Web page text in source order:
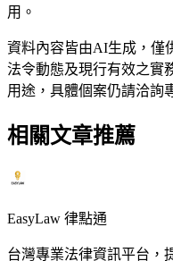
用。
資料內容皆由AI生成，僅
法令動態及現行有效之實
用途，具體個案仍請洽詢
相關文章推薦
EasyLaw 律點通
台灣專業法律資訊平台，